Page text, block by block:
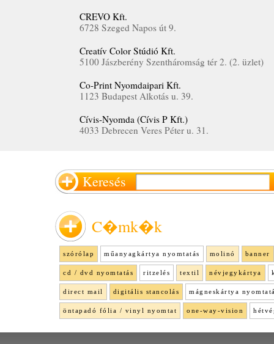
CREVO Kft.
6728 Szeged Napos út 9.
Creatív Color Stúdió Kft.
5100 Jászberény Szentháromság tér 2. (2. üzlet)
Co-Print Nyomdaipari Kft.
1123 Budapest Alkotás u. 39.
Cívis-Nyomda (Cívis P Kft.)
4033 Debrecen Veres Péter u. 31.
Keresés
C�mk�k
szórólap műanyagkártya nyomtatás molinó banner
cd / dvd nyomtatás ritzelés textil névjegykártya
direct mail digitális stancolás mágneskártya
öntapadó fólia / vinyl nyomtat one-way-vision